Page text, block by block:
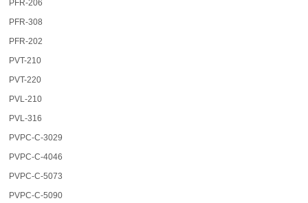
PFR-206
PFR-308
PFR-202
PVT-210
PVT-220
PVL-210
PVL-316
PVPC-C-3029
PVPC-C-4046
PVPC-C-5073
PVPC-C-5090